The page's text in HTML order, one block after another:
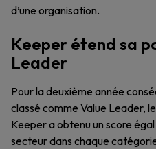
d’une organisation.
Keeper étend sa
Leader
Pour la deuxième année
classé comme Value Leader,
Keeper a obtenu un score
secteur dans chaque